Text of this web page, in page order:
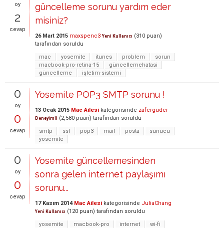
oy
2
cevap
güncelleme sorunu yardım eder
misiniz?
26 Mart 2015 maxspenc3 Yeni Kullanıcı (310 puan)
tarafından soruldu
mac
yosemite itunes problem
sorun
macbook-pro-retina-15
güncellemehatasi
güncelleme
işletim-sistemi
0
oy
0
cevap
Yosemite POP3 SMTP sorunu !
13 Ocak 2015 Mac Ailesi kategorisinde zaferguder
Deneyimli (2,580 puan) tarafından soruldu
smtp
ssl pop3 mail posta
sunucu
yosemite
0
oy
0
cevap
Yosemite güncellemesinden
sonra gelen internet paylaşımı
sorunu...
17 Kasım 2014 Mac Ailesi kategorisinde JuliaChang
Yeni Kullanıcı (120 puan) tarafından soruldu
yosemite
macbook-pro internet
wi-fi